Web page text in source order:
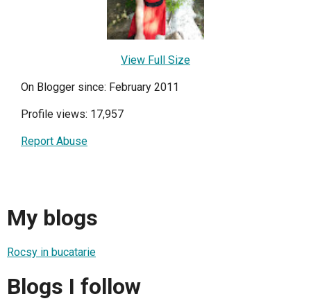
View Full Size
On Blogger since: February 2011
Profile views: 17,957
Report Abuse
My blogs
Rocsy in bucatarie
Blogs I follow